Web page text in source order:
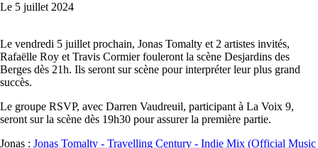
Le 5 juillet 2024
Le vendredi 5 juillet prochain, Jonas Tomalty et 2 artistes invités,
Rafaëlle Roy et Travis Cormier fouleront la scène Desjardins des
Berges dès 21h. Ils seront sur scène pour interpréter leur plus grand
succès.
Le groupe RSVP, avec Darren Vaudreuil, participant à La Voix 9,
seront sur la scène dès 19h30 pour assurer la première partie.
Jonas : Jonas Tomalty - Travelling Century - Indie Mix (Official Music